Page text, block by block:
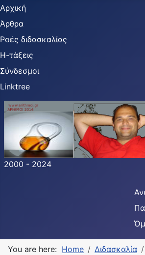
Αρχική
Άρθρα
Ροές διδασκαλίας
Η-τάξεις
Σύνδεσμοι
Linktree
2000 - 2024
You are here: Home Διδασκαλία